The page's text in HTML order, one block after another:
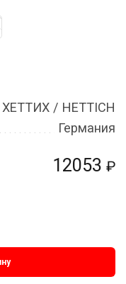
12053 ₽
ХЕТТИХ / HETTICH
Германия